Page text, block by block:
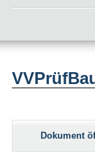
Dokument